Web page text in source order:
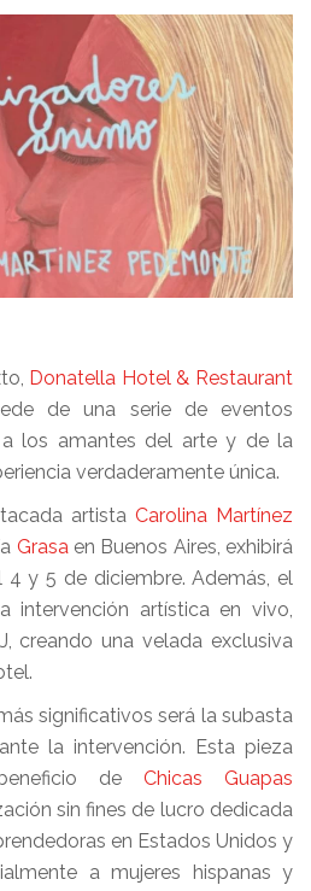
Donatella Hotel & Restaurant
de una serie de eventos
a los amantes del arte y de la
verdaderamente única.
artista Carolina Martínez
Grasaen Buenos Aires, exhibirá
y 5 de diciembre. Además, el
intervención artística en vivo,
creando una velada exclusiva
significativos será la subasta
la intervención. Esta pieza
de Chicas Guapas
sin fines de lucro dedicada
en Estados Unidos y
a mujeres hispanas y